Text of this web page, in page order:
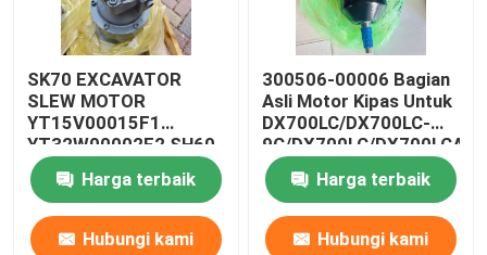
SK70 EXCAVATOR
SLEW MOTOR
YT15V00015F1
YT32W00002F2 SH60
SG025E Motor Swing
Harga terbaik
Hubungi kami
300506-00006 Bagian
Asli Motor Kipas Untuk
DX700LC/DX700LC-
9C/DX700LC/DX700LCA
Harga terbaik
Hubungi kami